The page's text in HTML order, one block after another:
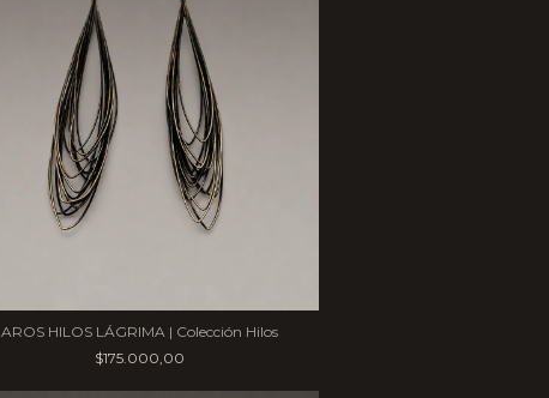
AROS HILOS LÁGRIMA | Colección Hilos
$175.000,00